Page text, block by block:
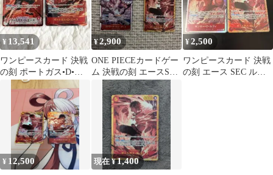
¥ 13,541
ワンピースカード 決戦
の刻 ポートガス•D•エ
ース SEC シークレット
¥2,900
ONE PIECEカードゲー
ム 決戦の刻 エースSEC
＆白ひげSR セット
¥2,500
ワンピースカード 決戦
の刻 エース SEC ルフ
¥ 12,500 現在 ¥1,400